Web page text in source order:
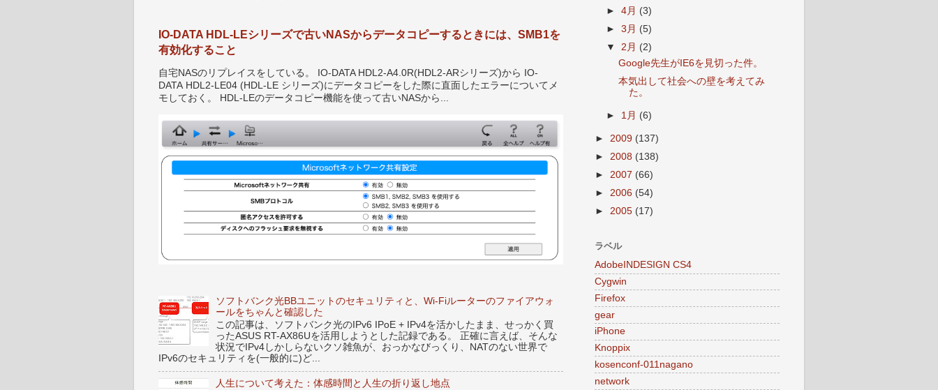
IO-DATA HDL-LEシリーズで古いNASからデータコピーするときには、SMB1を
有効化すること
自宅NASのリプレイスをしている。 IO-DATA HDL2-A4.0R(HDL2-ARシリーズ)から IO-
DATA HDL2-LE04 (HDL-LE シリーズ)にデータコピーをした際に直面したエラーについてメ
モしておく。 HDL-LEのデータコピー機能を使って古いNASから...
ソフトバンク光BBユニットのセキュリティと、Wi-Fiルーターのファイアウォ
ールをちゃんと確認した
この記事は、ソフトバンク光のIPv6 IPoE + IPv4を活かしたまま、せっかく買
ったASUS RT-AX86Uを活用しようとした記録である。 正確に言えば、そんな
状況でIPv4しかしらないクソ雑魚が、おっかなびっくり、NATのない世界で
IPv6のセキュリティを(一般的に)ど...
人生について考えた：体感時間と人生の折り返し地点
►4月 (3)
►3月 (5)
▼ 2月 (2)
Google先生がIE6を見切った件。
本気出して社会への壁を考えてみ
た。
► 1月 (6)
► 2009 (137)
► 2008 (138)
► 2007 (66)
► 2006 (54)
► 2005 (17)
ラベル
AdobeINDESIGN CS4
Cygwin
Firefox
gear
iPhone
Knoppix
kosenconf-011nagano
network